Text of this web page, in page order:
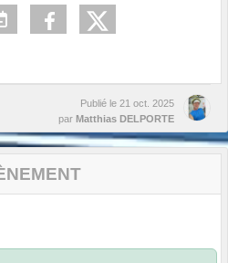
Publié le 21 oct. 2025
par Matthias DELPORTE